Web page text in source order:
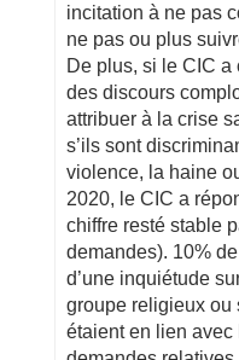
incitation à ne pas
ne pas ou plus
De plus, si le CIC a
des discours
attribuer à la crise
s’ils sont
violence, la haine
2020, le CIC a
chiffre resté stable
demandes). 10%
d’une inquiétude
groupe religieux ou
étaient en lien